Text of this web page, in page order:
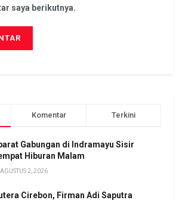
saya berikutnya.
Komentar Terkini
Gabungan di Indramayu Sisir
Hiburan Malam
AGUSTUS 2, 2026
Cirebon, Firman Adi Saputra